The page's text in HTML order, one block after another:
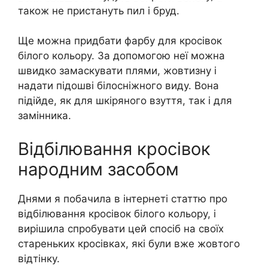
також не пристануть пил і бруд.
Ще можна придбати фарбу для кросівок
білого кольору. За допомогою неї можна
швидко замаскувати плями, жовтизну і
надати підошві білосніжного виду. Вона
підійде, як для шкіряного взуття, так і для
замінника.
Відбілювання кросівок
народним засобом
Днями я побачила в інтернеті статтю про
відбілювання кросівок білого кольору, і
вирішила спробувати цей спосіб на своїх
стареньких кросівках, які були вже жовтого
відтінку.